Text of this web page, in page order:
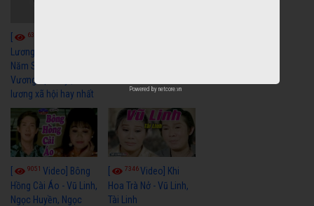
6320
Lương Xưa : Rồi 30
Năm Sau - Minh
Vương Lệ Thủy | cải
lương xã hội hay nhất
9051 Video] Bông
Hồng Cài Áo - Vũ Linh,
Ngọc Huyền, Ngọc
7346Video] Khi
Hoa Trà Nở - Vũ Linh,
Tài Linh
Powered by netcore.vn